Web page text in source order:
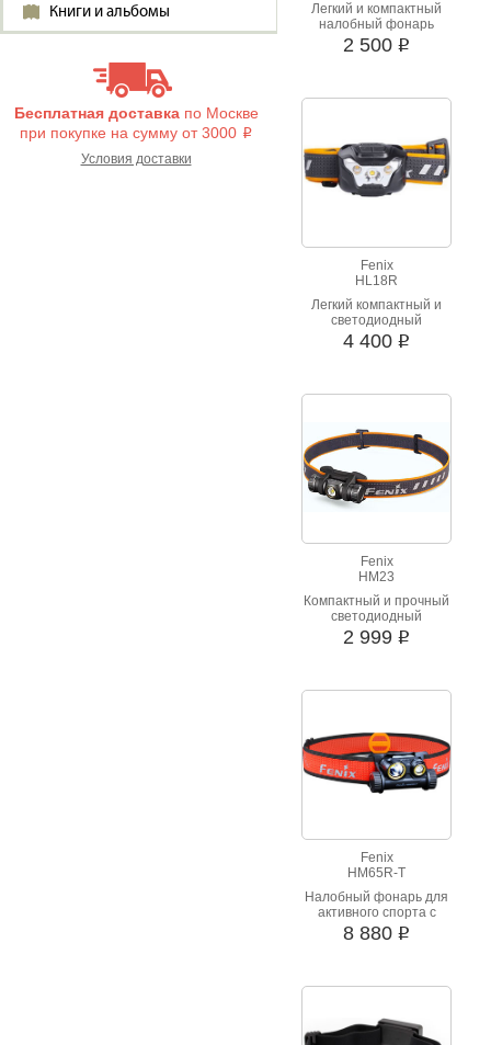
Книги и альбомы
Бесплатная доставкапо Москве
при покупке на сумму от 3000 i
Условия доставки
Легкий и компактный
налобный фонарь
работающий от
батареек «ААА»
кемпигна.
2 500 i
Fenix
HL18R
Легкий компактный и
светодиодный
налобный фонарик
4 400 i
Fenix
HM23
Компактный и прочный
светодиодный
налобный фонарик на
пальчиковых
2 999 i
Fenix
HM65R-T
Налобный фонарь для
активного спорта с
мощным двойным
источником света
8 880 i